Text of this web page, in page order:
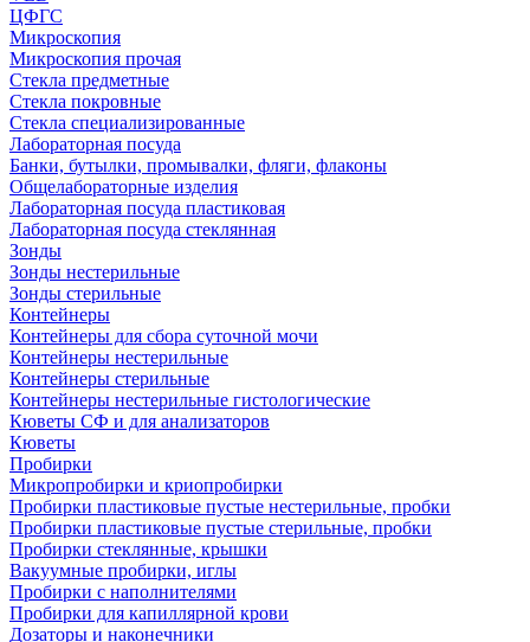
ЦФГС
Микроскопия
Микроскопия прочая
Стекла предметные
Стекла покровные
Стекла специализированные
Лабораторная посуда
Банки, бутылки, промывалки, фляги, флаконы
Общелабораторные изделия
Лабораторная посуда пластиковая
Лабораторная посуда стеклянная
Зонды
Зонды нестерильные
Зонды стерильные
Контейнеры
Контейнеры для сбора суточной мочи
Контейнеры нестерильные
Контейнеры стерильные
Контейнеры нестерильные гистологические
Кюветы СФ и для анализаторов
Кюветы
Пробирки
Микропробирки и криопробирки
Пробирки пластиковые пустые нестерильные, пробки
Пробирки пластиковые пустые стерильные, пробки
Пробирки стеклянные, крышки
Вакуумные пробирки, иглы
Пробирки с наполнителями
Пробирки для капиллярной крови
Дозаторы и наконечники